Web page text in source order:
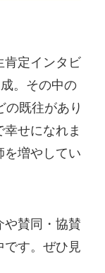
肯定インタビ
。その中の
の既往があり
せになれま
を増やしてい
や賛同・協賛
です。ぜひ見